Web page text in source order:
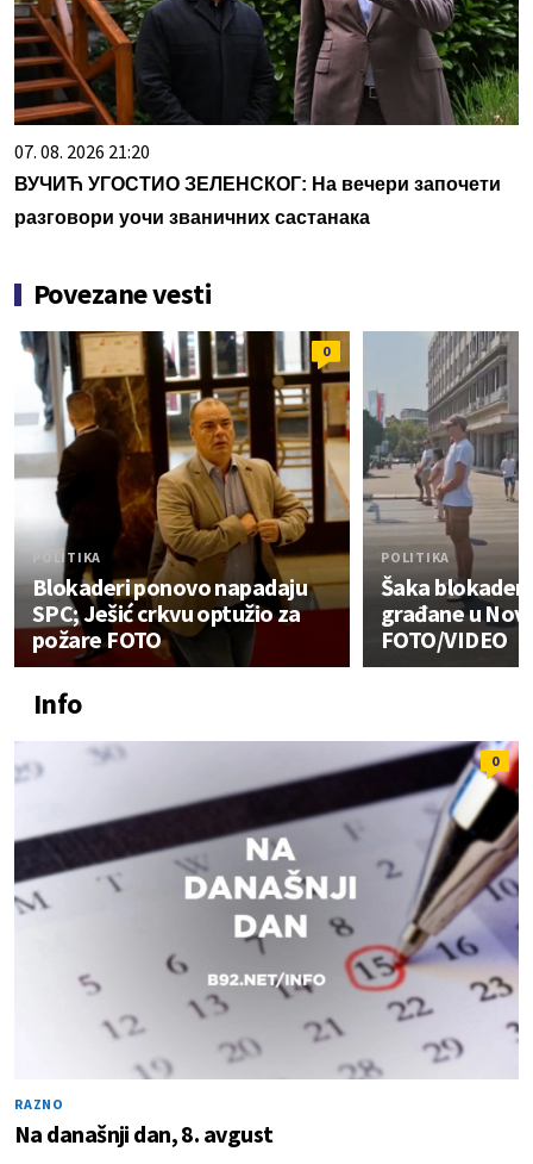
07. 08. 2026 21:20
ВУЧИЋ УГОСТИО ЗЕЛЕНСКОГ: На вечери започети
разговори уочи званичних састанака
Povezane vesti
0
POLITIKA
Blokaderi ponovo napadaju
SPC; Ješić crkvu optužio za
požare FOTO
POLITIKA
Šaka
građane u
FOTO/VIDEO
Info
0
RAZNO
Na današnji dan, 8. avgust